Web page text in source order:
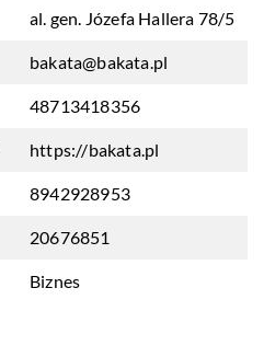
al. gen. Józefa Hallera 78/5
bakata@bakata.pl
48713418356
https://bakata.pl
8942928953
20676851
Biznes